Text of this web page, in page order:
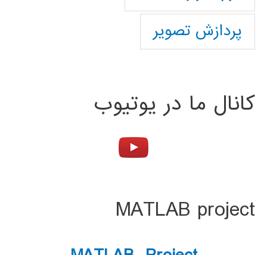
پردازش تصویر
کانال ما در یوتیوب
MATLAB project